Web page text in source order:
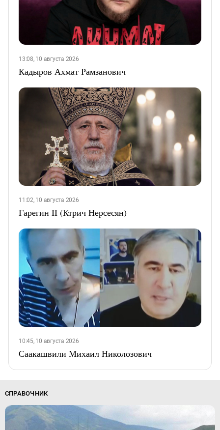
13:08, 10 августа 2026
Кадыров Ахмат Рамзанович
11:02, 10 августа 2026
Гарегин II (Ктрич Нерсесян)
10:45, 10 августа 2026
Саакашвили Михаил Николозович
СПРАВОЧНИК